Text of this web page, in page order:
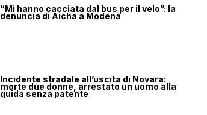
“Mi hanno cacciata dal bus per il velo”: la
denuncia di Aicha a Modena
Incidente stradale all’uscita di Novara:
morte due donne, arrestato un uomo alla
guida senza patente